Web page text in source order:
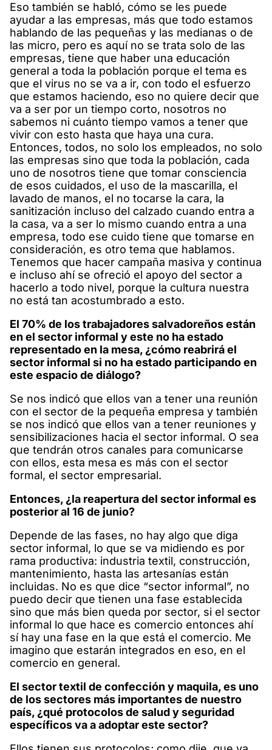
Eso también se habló, cómo se les puede
ayudar a las empresas, más que todo estamos
hablando de las pequeñas y las medianas o de
las micro, pero es aquí no se trata solo de las
empresas, tiene que haber una educación
general a toda la población porque el tema es
que el virus no se va a ir, con todo el esfuerzo
que estamos haciendo, eso no quiere decir que
va a ser por un tiempo corto, nosotros no
sabemos ni cuánto tiempo vamos a tener que
vivir con esto hasta que haya una cura.
Entonces, todos, no solo los empleados, no solo
las empresas sino que toda la población, cada
uno de nosotros tiene que tomar consciencia
de esos cuidados, el uso de la mascarilla, el
lavado de manos, el no tocarse la cara, la
sanitización incluso del calzado cuando entra a
la casa, va a ser lo mismo cuando entra a una
empresa, todo ese cuido tiene que tomarse en
consideración, es otro tema que hablamos.
Tenemos que hacer campaña masiva y continua
e incluso ahí se ofreció el apoyo del sector a
hacerlo a todo nivel, porque la cultura nuestra
no está tan acostumbrado a esto.
El 70% de los trabajadores salvadoreños están
en el sector informal y este no ha estado
representado en la mesa, ¿cómo reabrirá el
sector informal si no ha estado participando en
este espacio de diálogo?
Se nos indicó que ellos van a tener una reunión
con el sector de la pequeña empresa y también
se nos indicó que ellos van a tener reuniones y
sensibilizaciones hacia el sector informal. O sea
que tendrán otros canales para comunicarse
con ellos, esta mesa es más con el sector
formal, el sector empresarial.
Entonces, ¿la reapertura del sector informal es
posterior al 16 de junio?
Depende de las fases, no hay algo que diga
sector informal, lo que se va midiendo es por
rama productiva: industria textil, construcción,
mantenimiento, hasta las artesanías están
incluidas. No es que dice “sector informal”, no
puedo decir que tienen una fase establecida
sino que más bien queda por sector, si el sector
informal lo que hace es comercio entonces ahí
sí hay una fase en la que está el comercio. Me
imagino que estarán integrados en eso, en el
comercio en general.
El sector textil de confección y maquila, es uno
de los sectores más importantes de nuestro
país, ¿qué protocolos de salud y seguridad
específicos va a adoptar este sector?